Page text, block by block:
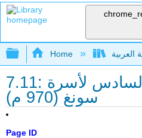
Expand/collapse
Home
7.11: معبد هارمونيز السادس لأسرة
سونغ (970 م)
Page ID